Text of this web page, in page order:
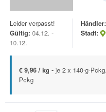
Leider verpasst!
Gültig: 04.12. -
10.12.
Händler:
Stadt:
€ 9,96 / kg - je 2 x 140-g-
Pckg